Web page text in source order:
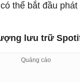
thể bắt đầu
lưu trữ